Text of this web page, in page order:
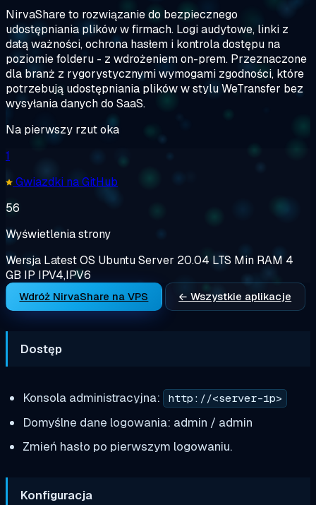
NirvaShare to rozwiązanie do bezpiecznego
udostępniania plików w firmach. Logi audytowe, linki z
datą ważności, ochrona hasłem i kontrola dostępu na
poziomie folderu - z wdrożeniem on-prem. Przeznaczone
dla branż z rygorystycznymi wymogami zgodności, które
potrzebują udostępniania plików w stylu WeTransfer bez
wysyłania danych do SaaS.
Na pierwszy rzut oka
1
Gwiazdki na GitHub
56
Wyświetlenia strony
Wersja LatestOS Ubuntu Server 20.04 LTS Min RAM 4
GB IP IPV4,IPV6
Wdróż NirvaShare na VPS ← Wszystkie aplikacje
Dostęp
Konsola administracyjna: http://<server-ip>
Domyślne dane logowania: admin / admin
Zmień hasło po pierwszym logowaniu.
Konfiguracja